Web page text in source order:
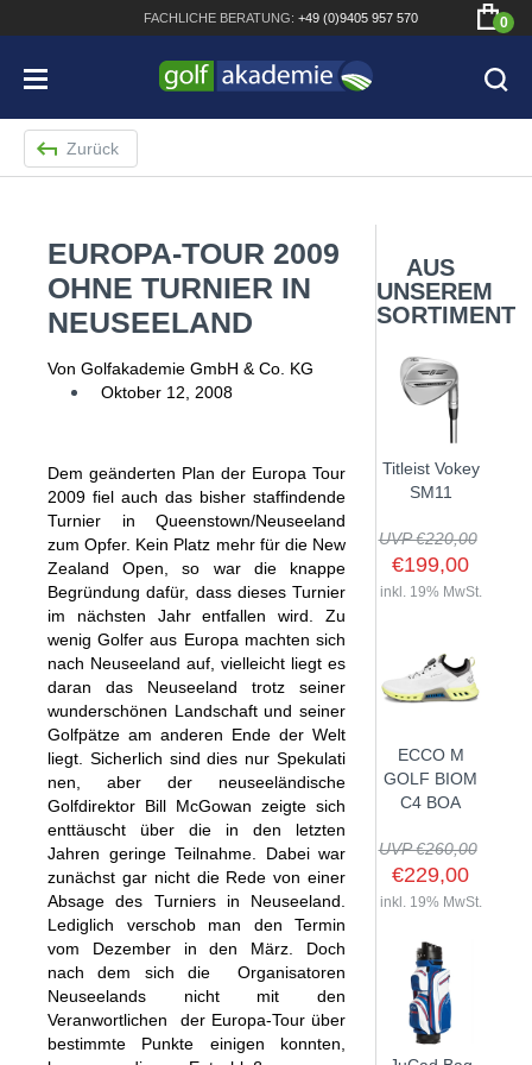
FACHLICHE BERATUNG: +49 (0)9405 957 570 0
Bridgestone JGR Driver 2018
Cobra King F8+ Driver
Bennington Waterproof QO14 Sport Cartbag
GOLFSCHLÄGER
DRIVER
FAIRWAYHÖLZER
EISENSÄTZE
WEDGES
HYBRIDS
DRIVING EISEN
PUTTER
KINDER GOLFSCHLÄGER
KOMPLETTSETS
BAGS
CARTBAGS
STANDBAGS
TRAVELBAGS
SONSTIGE BAGS
TROLLIES
PUSH- & PULLTROLLIES
ELEKTROTROLLIES
TROLLEY ZUBEHÖR
BÄLLE
GOLFBÄLLE
LOGOBÄLLE
SCHUHE
HERREN GOLFSCHUHE
DAMEN GOLFSCHUHE
KINDER GOLFSCHUHE
BEKLEIDUNG
HERREN
DAMEN
CAPS
GÜRTEL & SOCKEN
HANDSCHUHE
HERREN GOLFHANDSCHUHE
DAMEN GOLFHANDSCHUHE
KINDER GOLFHANDSCHUHE
ZUBEHÖR
ENTFERNUNGSMESSER
REGENSCHIRME
HANDTÜCHER
KOMPONENTEN
GRIFFE
GUTSCHEINE
GUTSCHEINE
SALE
Zurück
EUROPA-TOUR 2009
OHNE TURNIER IN
NEUSEELAND
Von Golfakademie GmbH & Co. KG
Oktober 12, 2008
Dem geänderten Plan der Europa Tour
2009 fiel auch das bisher staffindende
Turnier in Queenstown/Neuseeland
zum Opfer. Kein Platz mehr für die New
Zealand Open, so war die knappe
Begründung dafür, dass dieses Turnier
im nächsten Jahr entfallen wird. Zu
wenig Golfer aus Europa machten sich
nach Neuseeland auf, vielleicht liegt es
daran das Neuseeland trotz seiner
wunderschönen Landschaft und seiner
Golfpätze am anderen Ende der Welt
liegt. Sicherlich sind dies nur Spekulati
nen, aber der neuseeländische
Golfdirektor Bill McGowan zeigte sich
enttäuscht über die in den letzten
Jahren geringe Teilnahme. Dabei war
zunächst gar nicht die Rede von einer
Absage des Turniers in Neuseeland.
Lediglich verschob man den Termin
vom Dezember in den März. Doch
nach dem sich die Organisatoren
Neuseelands nicht mit den
Veranwortlichen der Europa-Tour über
bestimmte Punkte einigen konnten,
AUS
UNSEREM
SORTIMENT
Titleist Vokey
SM11
UVP €220,00
€199,00
inkl. 19% MwSt.
ECCO M
GOLF BIOM
C4 BOA
UVP €260,00
€229,00
inkl. 19% MwSt.